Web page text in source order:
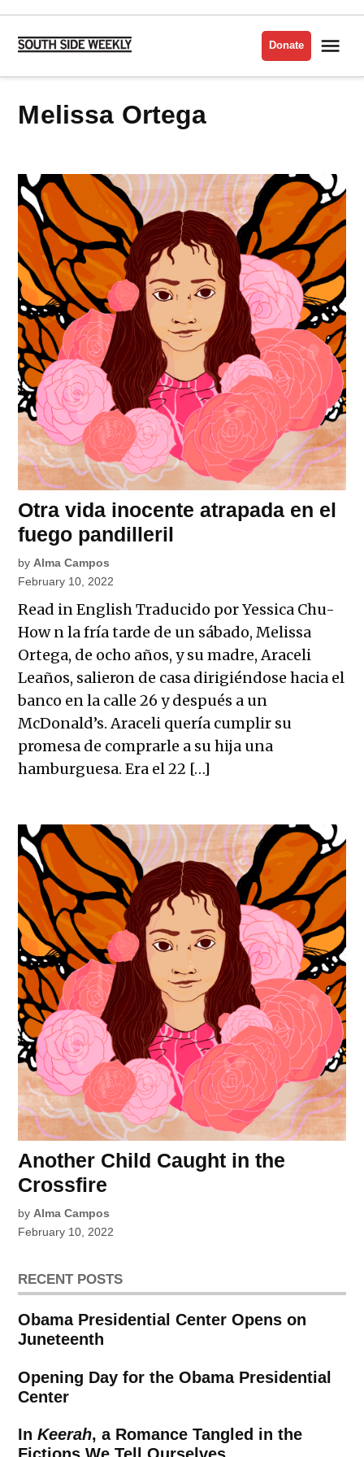
Skip
content
Side
Donate
Melissa Ortega
Otra vida inocente atrapada en el
fuego pandilleril
by Alma Campos
February 10, 2022
Read in English Traducido por Yessica Chu-
How n la fría tarde de un sábado, Melissa
Ortega, de ocho años, y su madre, Araceli
Leaños, salieron de casa dirigiéndose hacia el
banco en la calle 26 y después a un
McDonald’s. Araceli quería cumplir su
promesa de comprarle a su hija una
hamburguesa. Era el 22 […]
Another Child Caught in the
Crossfire
by Alma Campos
February 10, 2022
RECENT POSTS
Obama Presidential Center Opens on
Juneteenth
Opening Day for the Obama Presidential
Center
InKeerah, a Romance Tangled in the